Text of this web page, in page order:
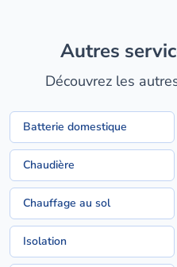
Autres
Découvrez les
Batterie domestique
Chaudière
Chauffage au sol
Isolation